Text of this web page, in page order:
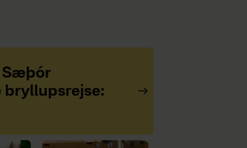
Sæþór
bryllupsrejse: